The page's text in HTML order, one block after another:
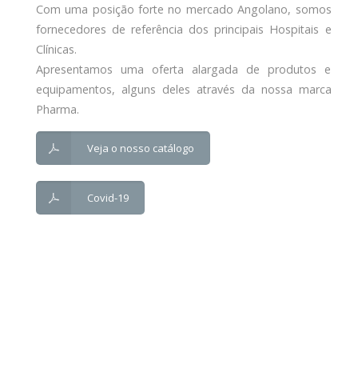
Com uma posição forte no mercado Angolano, somos
fornecedores de referência dos principais Hospitais e
Clínicas.
Apresentamos uma oferta alargada de produtos e
equipamentos, alguns deles através da nossa marca
Pharma.
Veja o nosso catálogo
Covid-19